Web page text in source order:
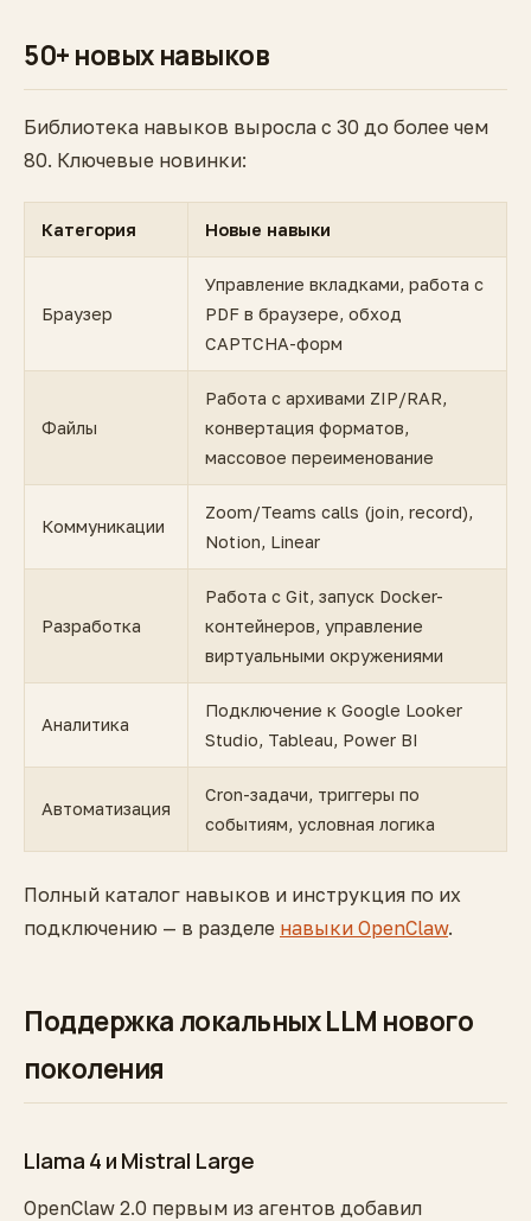
50+ новых навыков
Библиотека навыков выросла с 30 до более чем
80. Ключевые новинки:
Категория Новые навыки
Браузер
Управление вкладками, работа с
PDF в браузере, обход
CAPTCHA-форм
Файлы
Работа с архивами ZIP/RAR,
конвертация форматов,
массовое переименование
Коммуникации
Zoom/Teams calls (join, record),
Notion, Linear
Разработка
Работа с Git, запуск Docker-
контейнеров, управление
виртуальными окружениями
Аналитика
Подключение к Google Looker
Studio, Tableau, Power BI
Автоматизация
Cron-задачи, триггеры по
событиям, условная логика
Полный каталог навыков и инструкция по их
подключению — в разделе навыки OpenClaw.
Поддержка локальных LLM нового
поколения
Llama 4 и Mistral Large
OpenClaw 2.0 первым из агентов добавил